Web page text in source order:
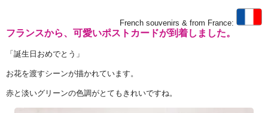
French souvenirs & from France:
フランスから、可愛いポストカードが到着しました。
「誕生日おめでとう」
お花を渡すシーンが描かれています。
赤と淡いグリーンの色調がとてもきれいですね。